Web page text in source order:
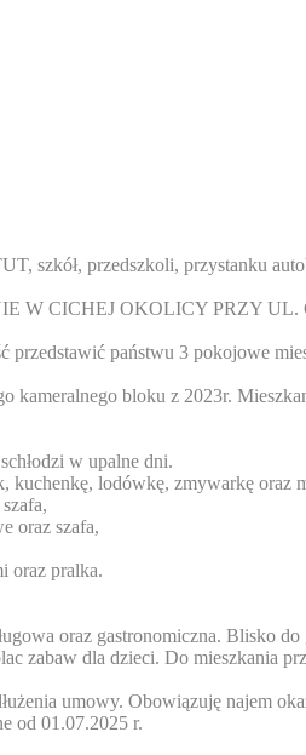
szkół, przedszkoli, przystanku
W CICHEJ OKOLICY PRZY UL.
przedstawić państwu 3 pokojowe
kameralnego bloku z 2023r.
w upalne dni.
kuchenkę, lodówkę, zmywarkę oraz
oraz szafa,
oraz pralka.
oraz gastronomiczna. Blisko
zabaw dla dzieci. Do mieszkania
umowy. Obowiązuję najem
od 01.07.2025 r.